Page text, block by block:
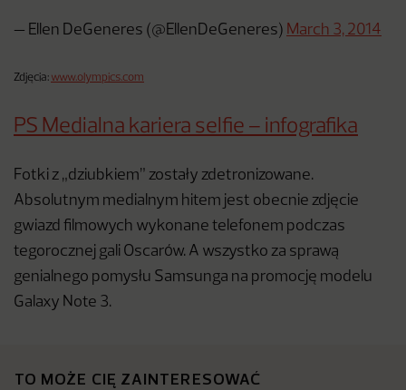
— Ellen DeGeneres (@EllenDeGeneres) March 3, 2014
Zdjęcia: www.olympics.com
PS Medialna kariera selfie – infografika
Fotki z „dziubkiem” zostały zdetronizowane.
Absolutnym medialnym hitem jest obecnie zdjęcie
gwiazd filmowych wykonane telefonem podczas
tegorocznej gali Oscarów. A wszystko za sprawą
genialnego pomysłu Samsunga na promocję modelu
Galaxy Note 3.
TO MOŻE CIĘ ZAINTERESOWAĆ